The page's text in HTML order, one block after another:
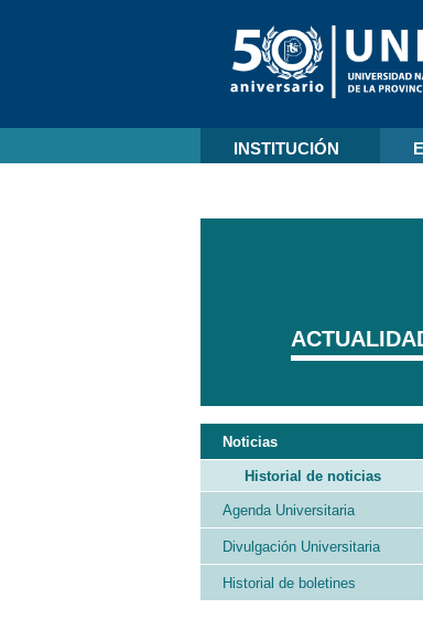
INSTITUCIÓN
Noticias
Historial de noticias
Agenda Universitaria
Divulgación Universitaria
Historial de boletines